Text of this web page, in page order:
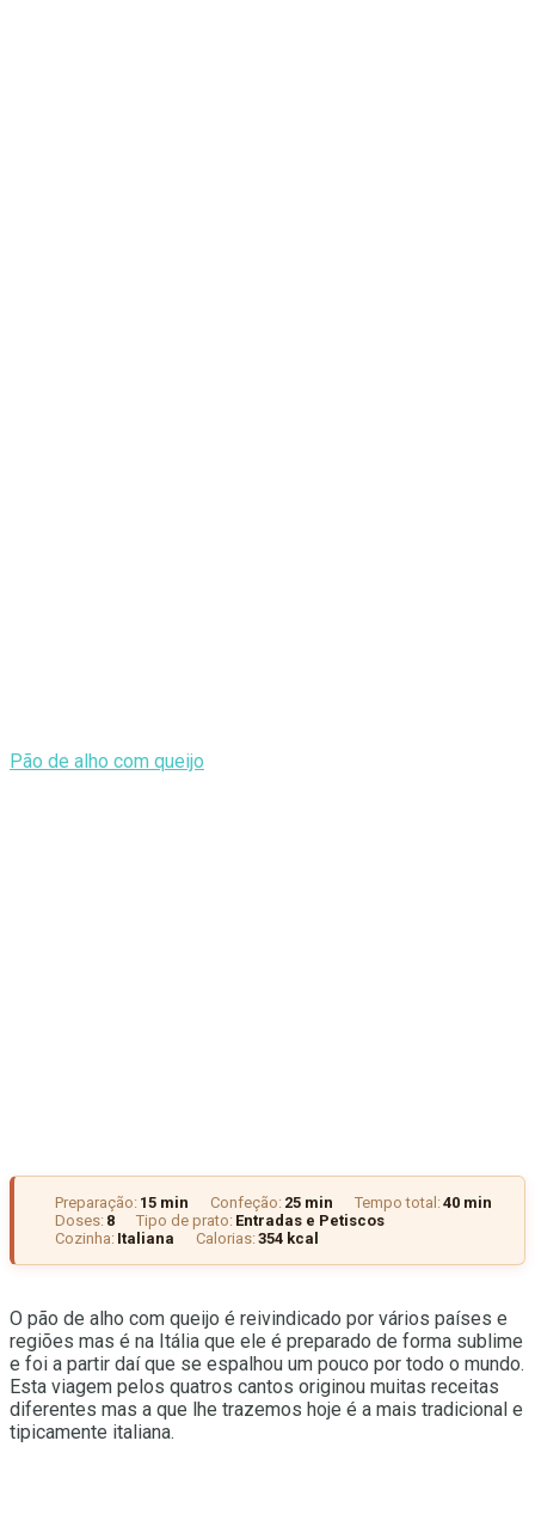
Pão de alho com queijo
Preparação: 15 min Confeção: 25 min Tempo total:40 min
Doses: 8 Tipo de prato: Entradas e Petiscos
Cozinha: Italiana Calorias:354 kcal
O pão de alho com queijo é reivindicado por vários países e
regiões mas é na Itália que ele é preparado de forma sublime
e foi a partir daí que se espalhou um pouco por todo o mundo.
Esta viagem pelos quatros cantos originou muitas receitas
diferentes mas a que lhe trazemos hoje é a mais tradicional e
tipicamente italiana.